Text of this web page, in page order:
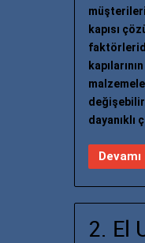
kapısı
dayanıklı
Devamı
2. El